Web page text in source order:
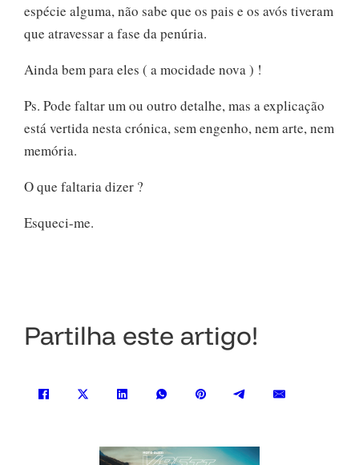
espécie alguma, não sabe que os pais e os avós tiveram
que atravessar a fase da penúria.
Ainda bem para eles ( a mocidade nova ) !
Ps. Pode faltar um ou outro detalhe, mas a explicação
está vertida nesta crónica, sem engenho, nem arte, nem
memória.
O que faltaria dizer ?
Esqueci-me.
Partilha este artigo!